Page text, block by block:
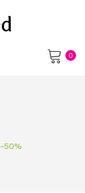
0
-50%